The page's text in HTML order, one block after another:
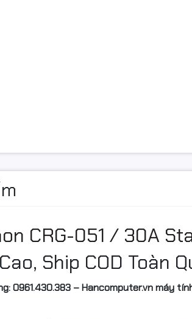
CRG-051 / 30A
Ship COD Toàn
0961.430.383 – Hancomputer.vn máy